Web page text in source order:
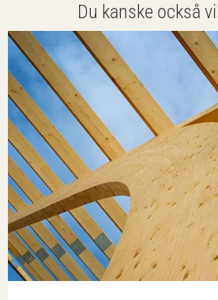
Du kanske också